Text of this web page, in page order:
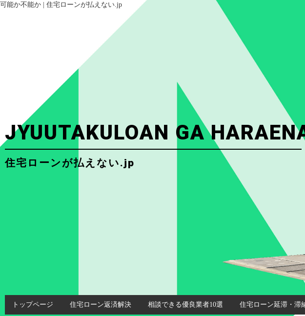
可能か不能か | 住宅ローンが払えない.jp
JYUUTAKULOAN GA
住宅ローンが払えない.jp
トップページ 住宅ローン返済解決 相談できる優良業者10選 住宅ローン延滞・滞